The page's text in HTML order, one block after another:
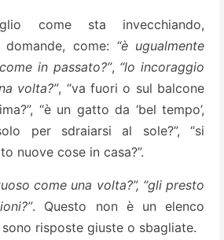
come sta invecchiando,
come: “è ugualmente
in passato?”, “lo incoraggio
volta?”, “va fuori o sul balcone
“è un gatto da ‘bel tempo’,
per sdraiarsi al sole?”, “si
nuove cose in casa?”.
come una volta?”, “gli presto
. Questo non è un elenco
risposte giuste o sbagliate.